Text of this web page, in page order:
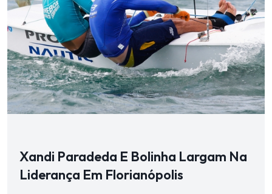
Xandi Paradeda E Bolinha Largam Na
Liderança Em Florianópolis